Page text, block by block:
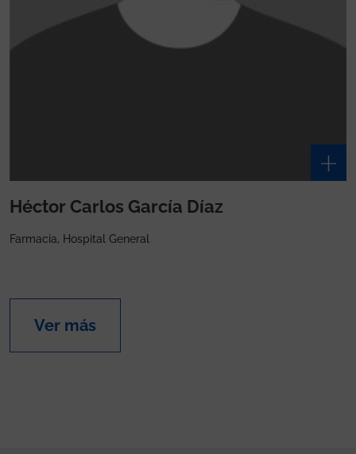
Héctor Carlos García Díaz
Farmacia, Hospital General
Ver más